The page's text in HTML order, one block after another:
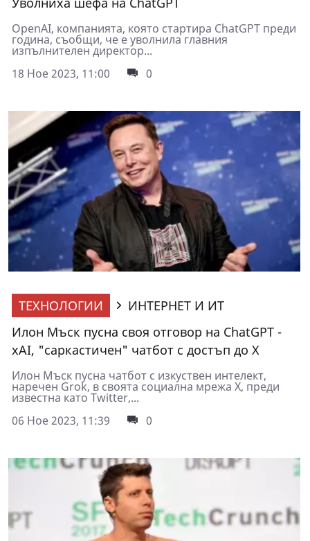
OpenAI, компанията, която стартира ChatGPT преди
година, съобщи, че е уволнила главния
изпълнителен директор...
18 Ное 2023, 11:00
0
ТЕХНОЛОГИИ
ИНТЕРНЕТ И ИТ
Илон Мъск пусна своя отговор на ChatGPT -
xAI, "саркастичен" чатбот с достъп до X
Илон Мъск пусна чатбот с изкуствен интелект,
наречен Grok, в своята социална мрежа X, преди
известна като Twitter,...
06 Ное 2023, 11:39
0